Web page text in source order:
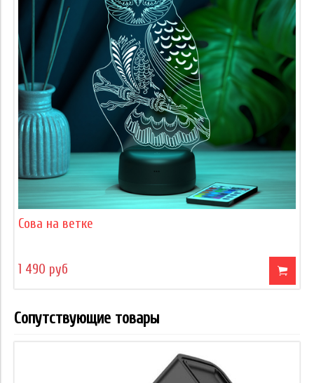
Сова на ветке
1 490 руб
Сопутствующие товары